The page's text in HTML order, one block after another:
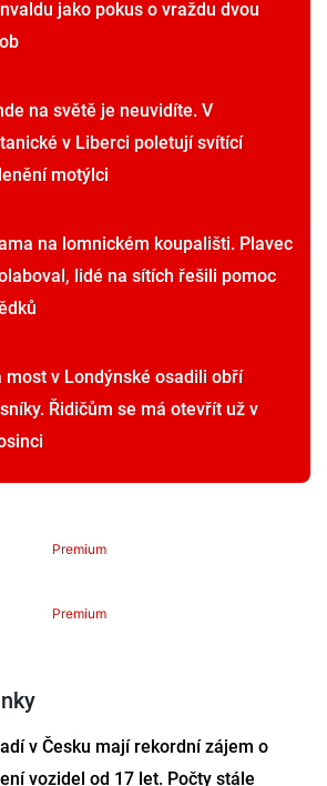
jako pokus o vraždu dvou
na světě je neuvidíte. V
v Liberci poletují svítící
motýlci
na lomnickém koupališti. Plavec
lidé na sítích řešili pomoc
most v Londýnské osadili obří
Řidičům se má otevřít už v
Premium
Premium
v Česku mají rekordní zájem o
vozidel od 17 let. Počty stále